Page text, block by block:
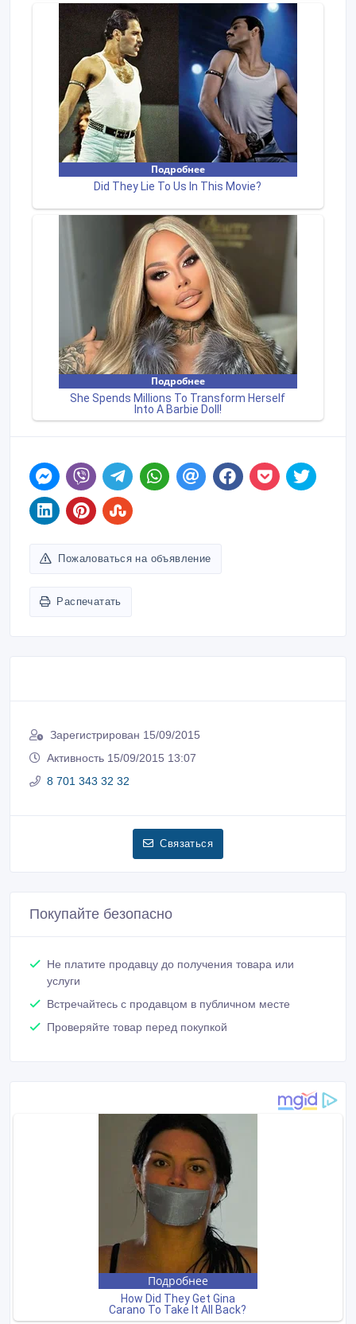
Пожаловаться на объявление
Распечатать
Зарегистрирован 15/09/2015
Активность 15/09/2015 13:07
8 701 343 32 32
Связаться
Покупайте безопасно
Не платите продавцу до получения товара или
услуги
Встречайтесь с продавцом в публичном месте
Проверяйте товар перед покупкой